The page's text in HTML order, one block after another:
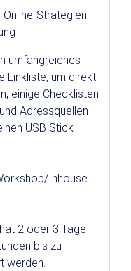
Strategien
umfangreiches
Linkliste, um direkt
einige Checklisten
Adressquellen
USB Stick
Inhouse
2 oder 3 Tage
bis zu
werden.